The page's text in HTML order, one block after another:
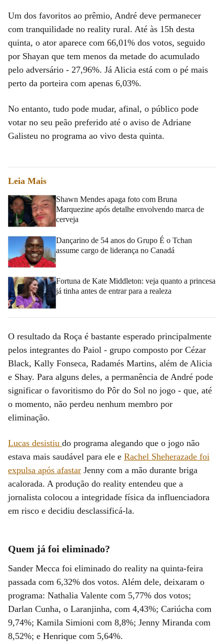
Um dos favoritos ao prêmio, André deve permanecer
com tranquilidade no reality rural. Até às 15h desta
quinta, o ator aparece com 66,01% dos votos, seguido
por Shayan que tem menos da metade do acumulado
pelo adversário - 27,96%. Já Alicia está com o pé mais
perto da porteira com apenas 6,03%.
No entanto, tudo pode mudar, afinal, o público pode
votar no seu peão preferido até o aviso de Adriane
Galisteu no programa ao vivo desta quinta.
Leia Mais
Shawn Mendes apaga foto com Bruna
Marquezine após detalhe envolvendo marca de
cerveja
Dançarino de 54 anos do Grupo É o Tchan
assume cargo de liderança no Canadá
Fortuna de Kate Middleton: veja quanto a princesa
já tinha antes de entrar para a realeza
O resultado da Roça é bastante esperado principalmente
pelos integrantes do Paiol - grupo composto por Cézar
Black, Kally Fonseca, Radamés Martins, além de Alicia
e Shay. Para alguns deles, a permanência de André pode
significar o favoritismo do Pôr do Sol no jogo - que, até
o momento, não perdeu nenhum membro por
eliminação.
Lucas desistiu do programa alegando que o jogo não
estava mais saudável para ele e Rachel Sheherazade foi
expulsa após afastar Jenny com a mão durante briga
acalorada. A produção do reality entendeu que a
jornalista colocou a integridade física da influenciadora
em risco e decidiu desclassificá-la.
Quem já foi eliminado?
Sander Mecca foi eliminado do reality na quinta-feira
passada com 6,32% dos votos. Além dele, deixaram o
programa: Nathalia Valente com 5,77% dos votos;
Darlan Cunha, o Laranjinha, com 4,43%; Cariúcha com
9,74%; Kamila Simioni com 8,8%; Jenny Miranda com
8,52%; e Henrique com 5,64%.